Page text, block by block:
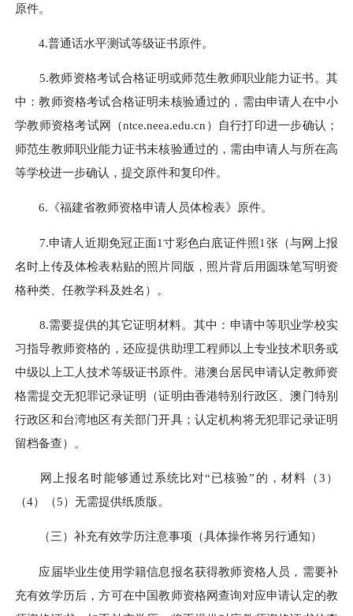
原件。
4.普通话水平测试等级证书原件。
5.教师资格考试合格证明或师范生教师职业能力证书。其
中：教师资格考试合格证明未核验通过的，需由申请人在中小
学教师资格考试网（ntce.neea.edu.cn）自行打印进一步确认；
师范生教师职业能力证书未核验通过的，需由申请人与所在高
等学校进一步确认，提交原件和复印件。
6.《福建省教师资格申请人员体检表》原件。
7.申请人近期免冠正面1寸彩色白底证件照1张（与网上报
名时上传及体检表粘贴的照片同版，照片背后用圆珠笔写明资
格种类、任教学科及姓名）。
8.需要提供的其它证明材料。其中：申请中等职业学校实
习指导教师资格的，还应提供助理工程师以上专业技术职务或
中级以上工人技术等级证书原件。港澳台居民申请认定教师资
格需提交无犯罪记录证明（证明由香港特别行政区、澳门特别
行政区和台湾地区有关部门开具；认定机构将无犯罪记录证明
留档备查）。
网上报名时能够通过系统比对“已核验”的，材料（3）
（4）（5）无需提供纸质版。
（三）补充有效学历注意事项（具体操作将另行通知）
应届毕业生使用学籍信息报名获得教师资格人员，需要补
充有效学历后，方可在中国教师资格网查询对应申请认定的教